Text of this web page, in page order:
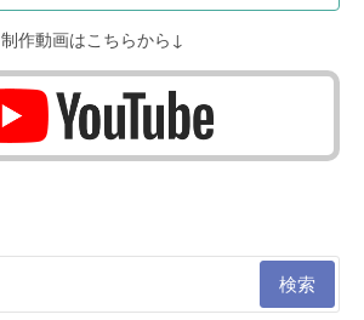
制作動画はこちらから↓